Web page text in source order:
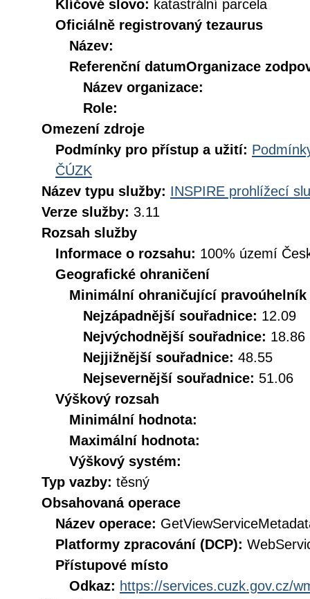
Klíčové slovo: katastrální parcela
Oficiálně registrovaný tezaurus
Název:
Referenční datumOrganizace
Název organizace:
Role:
Omezení zdroje
Podmínky pro přístup a užití:
ČÚZK
Název typu služby: INSPIRE prohlížecí
Verze služby: 3.11
Rozsah služby
Informace o rozsahu: 100% území
Geografické ohraničení
Minimální ohraničující pravoúhelník
Nejzápadnější souřadnice: 12.09
Nejvýchodnější souřadnice: 18.86
Nejjižnější souřadnice: 48.55
Nejsevernější souřadnice: 51.06
Výškový rozsah
Minimální hodnota:
Maximální hodnota:
Výškový systém:
Typ vazby: těsný
Obsahovaná operace
Název operace:
Platformy zpracování (DCP):
Přístupové místo
Odkaz: https://services.cuzk.gov.cz/